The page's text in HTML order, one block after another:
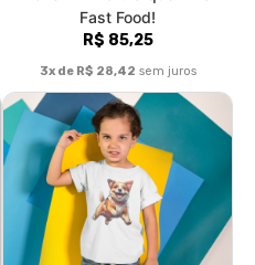
Camiseta Dog Feliz – O